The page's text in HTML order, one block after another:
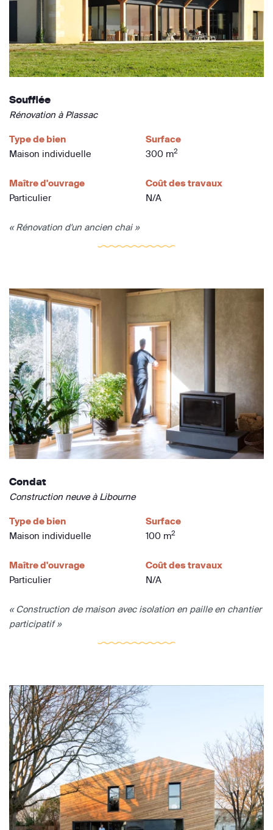
Soufflée
Rénovation à Plassac
Type de bien
Maison individuelle
Surface
300 m2
Maître d'ouvrage
Particulier
Coût des travaux
N/A
« Rénovation d'un ancien chai »
Condat
Construction neuve à Libourne
Type de bien
Maison individuelle
Surface
100 m2
Maître d'ouvrage
Particulier
Coût des travaux
N/A
« Construction de maison avec isolation en paille en chantier
participatif »